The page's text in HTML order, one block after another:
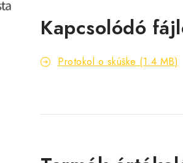
Kapcsolódó
Protokol o skúške (1.4 MB)